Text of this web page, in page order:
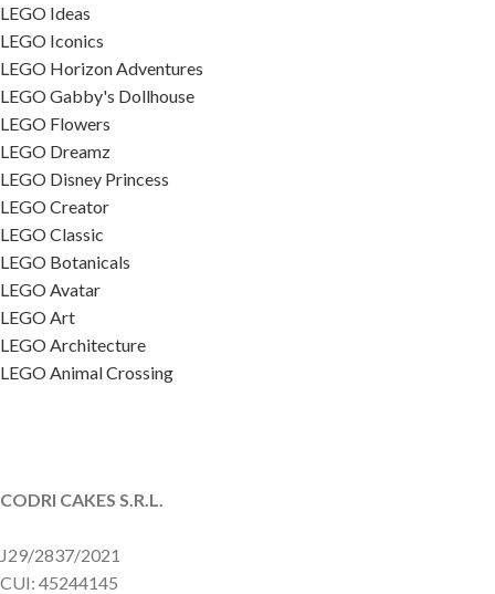
LEGO Ideas
LEGO Iconics
LEGO Horizon Adventures
LEGO Gabby's Dollhouse
LEGO Flowers
LEGO Dreamz
LEGO Disney Princess
LEGO Creator
LEGO Classic
LEGO Botanicals
LEGO Avatar
LEGO Art
LEGO Architecture
LEGO Animal Crossing
CODRI CAKES S.R.L.
J29/2837/2021
CUI: 45244145